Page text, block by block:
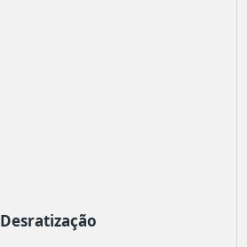
Desratização